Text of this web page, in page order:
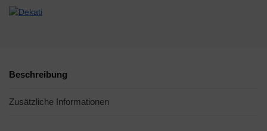
Beschreibung
Zusätzliche Informationen